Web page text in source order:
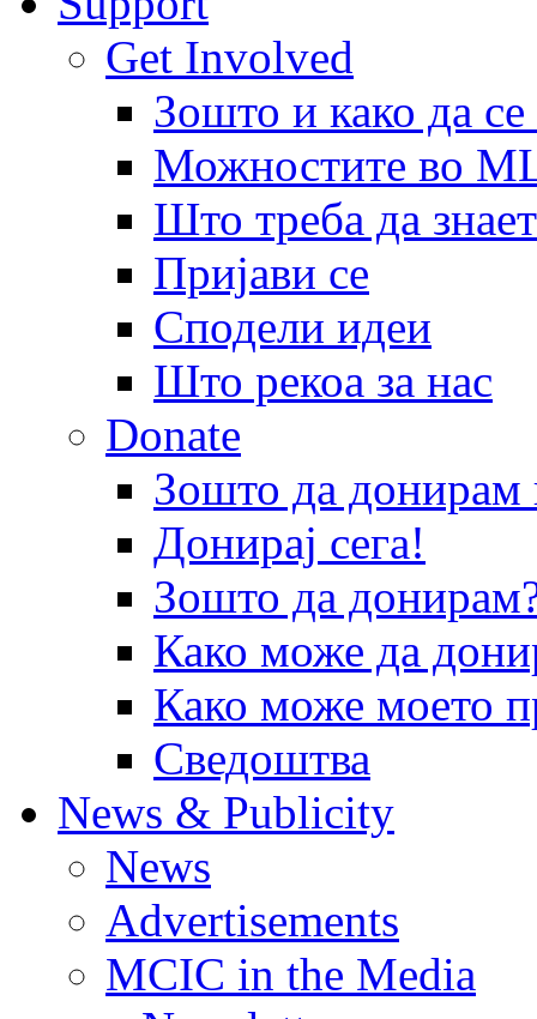
Get Involved
Зошто и како да
Можностите во
Што треба да
Пријави се
Сподели идеи
Што рекоа за нас
Donate
Зошто да
Донирај сега!
Зошто да
Како може да
Како може моето
Сведоштва
News & Publicity
News
Advertisements
MCIC in the Media